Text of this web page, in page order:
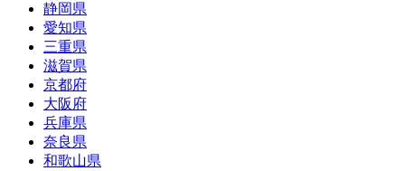
静岡県
愛知県
三重県
滋賀県
京都府
大阪府
兵庫県
奈良県
和歌山県